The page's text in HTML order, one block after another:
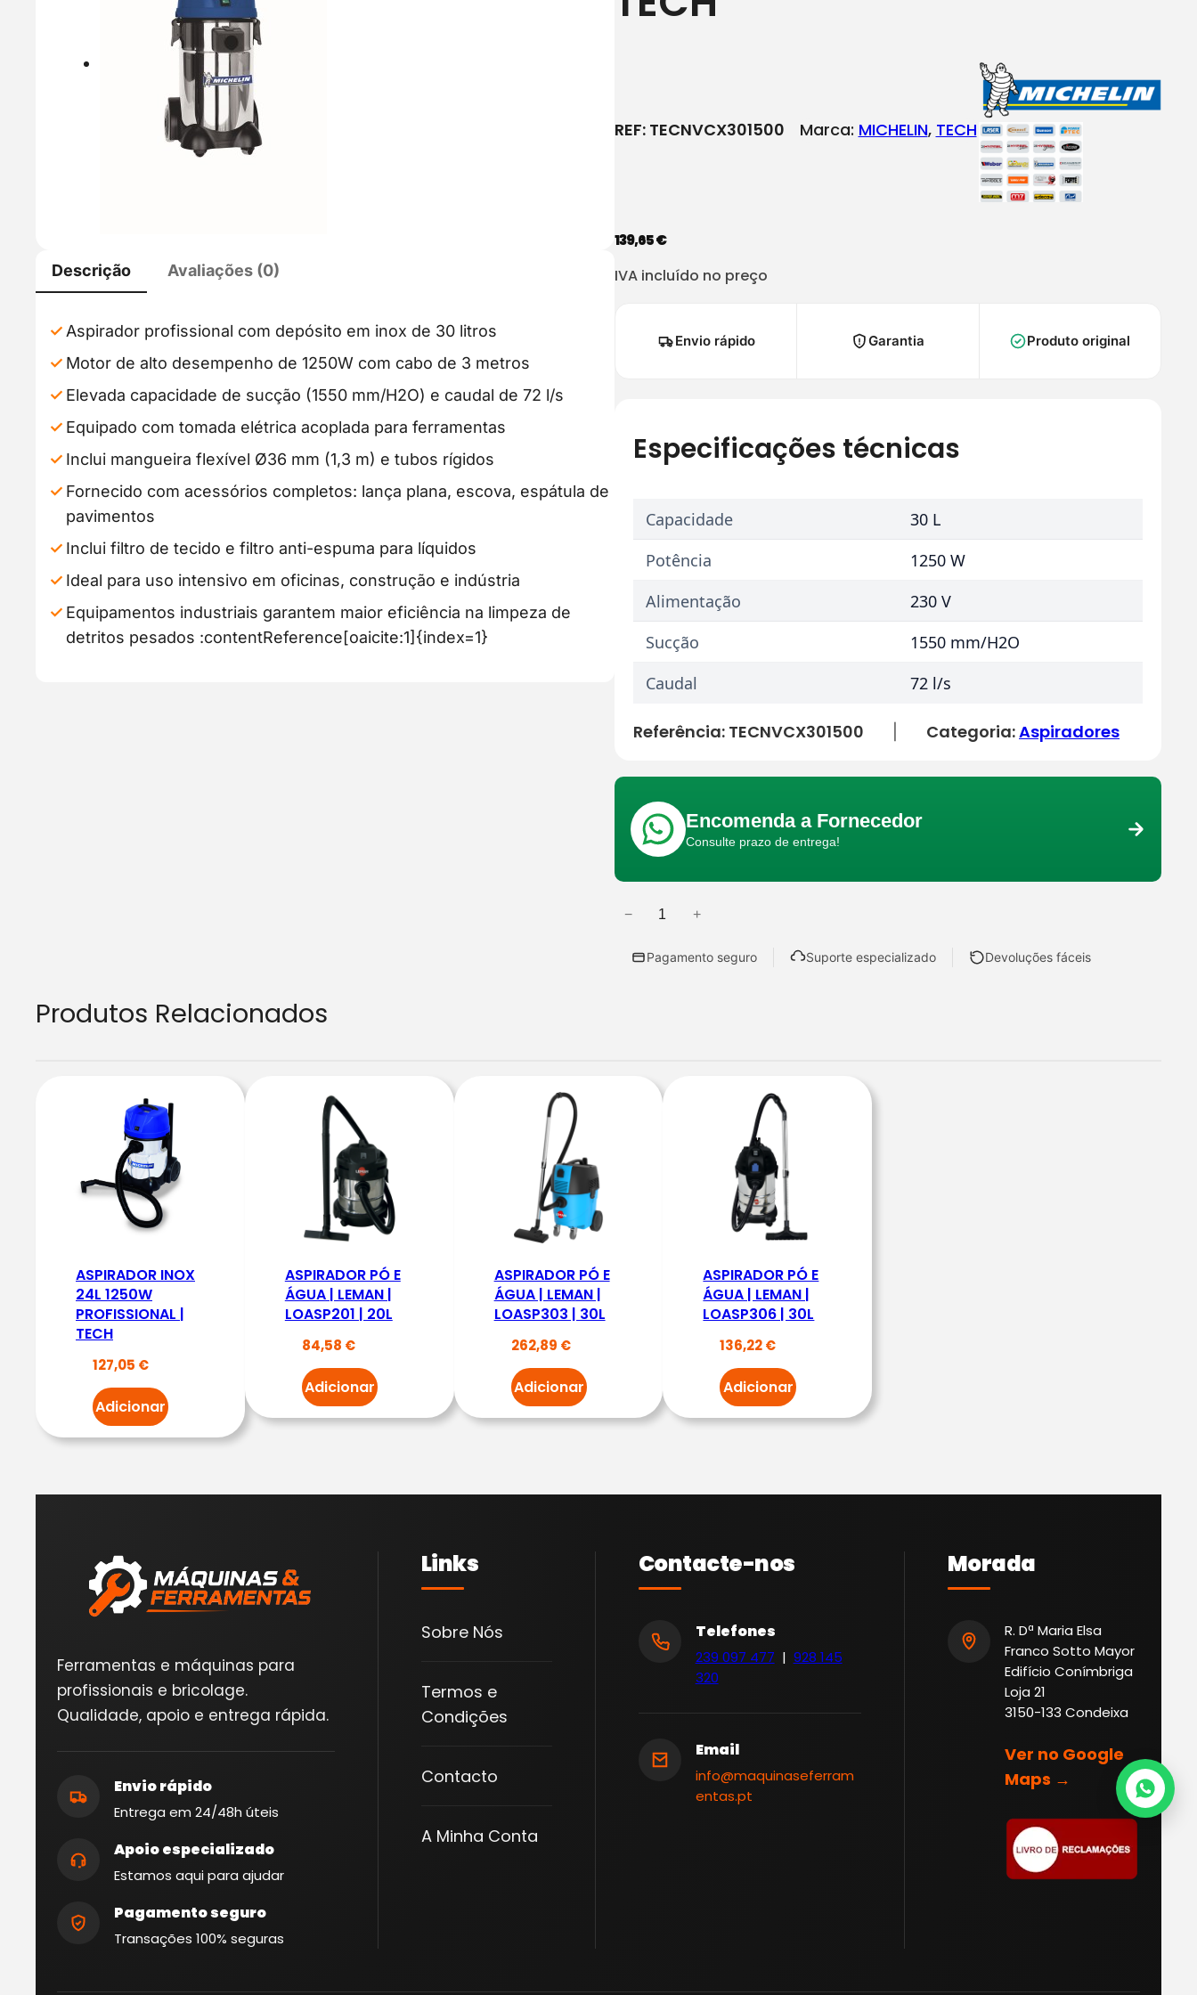
Descrição Avaliações (0)
Aspirador profissional com depósito em inox de 30 litros
Motor de alto desempenho de 1250W com cabo de 3 metros
Elevada capacidade de sucção (1550 mm/H2O) e caudal de 72 l/s
Equipado com tomada elétrica acoplada para ferramentas
Inclui mangueira flexível Ø36 mm (1,3 m) e tubos rígidos
Fornecido com acessórios completos: lança plana, escova, espátula de
pavimentos
Inclui filtro de tecido e filtro anti-espuma para líquidos
Ideal para uso intensivo em oficinas, construção e indústria
Equipamentos industriais garantem maior eficiência na limpeza de
detritos pesados :contentReference[oaicite:1]{index=1}
REF: TECNVCX301500 Marca: MICHELIN, TECH
139,65€
IVA incluído no preço
Envio rápido Garantia Produto original
Especificações técnicas
Capacidade
30 L
Potência
1250 W
Alimentação
230 V
Sucção
1550 mm/H2O
Caudal
72 l/s
Referência: TECNVCX301500 Categoria:Aspiradores
Encomenda a Fornecedor
Consulte prazo de entrega!
Q
R
O
A
− +
Pagamento seguro Suporte especializado Devoluções fáceis
Produtos Relacionados
ASPIRADOR INOX
24L 1250W
PROFISSIONAL |
TECH
127,05 €
Adicionar
ASPIRADOR PÓ E
ÁGUA | LEMAN |
LOASP201 | 20L
84,58 €
Adicionar
ASPIRADOR PÓ E
ÁGUA | LEMAN |
LOASP303 | 30L
262,89 €
Adicionar
ASPIRADOR PÓ E
ÁGUA | LEMAN |
LOASP306 | 30L
136,22€
Adicionar
Ferramentas e máquinas para
profissionais e bricolage.
Qualidade, apoio e entrega rápida.
Envio rápido
Entrega em 24/48h úteis
Apoio especializado
Estamos aqui para ajudar
Pagamento seguro
Transações 100% seguras
Links
Sobre Nós
Termos e
Condições
Contacto
A Minha Conta
Contacte-nos
Telefones
239 097 477 | 928 145
320
Email
info@maquinaseferram
entas.pt
Morada
R. Dª Maria Elsa
Franco Sotto Mayor
Edifício Conímbriga
Loja 21
3150-133 Condeixa
Ver no Google
Maps →